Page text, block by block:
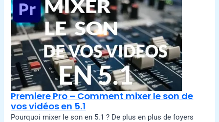
Premiere Pro – Comment mixer le son de
vos vidéos en 5.1
Pourquoi mixer le son en 5.1 ? De plus en plus de foyers